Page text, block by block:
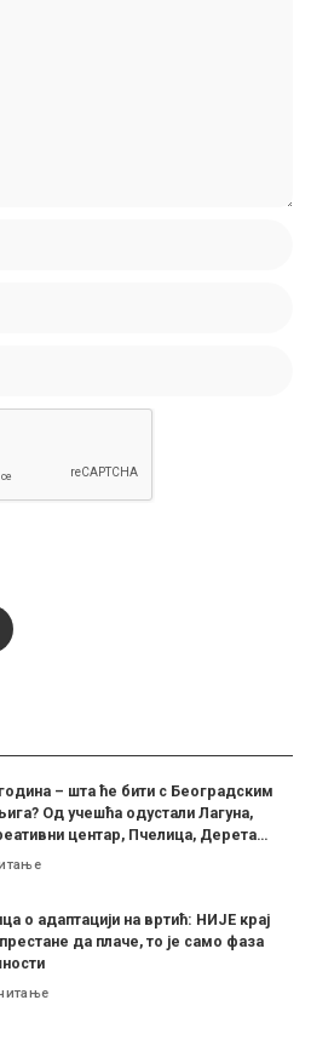
– шта ће бити с Београдским
Од учешћа одустали Лагуна,
центар, Пчелица, Дерета…
о адаптацији на вртић: НИЈЕ крај
да плаче, то је само фаза